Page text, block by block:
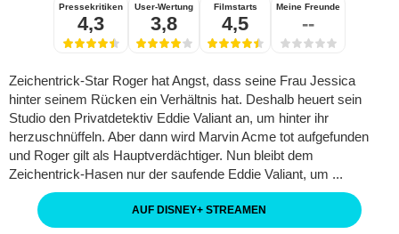
Pressekritiken
4,3
User-Wertung
3,8
Filmstarts
4,5
Meine Freunde
--
Zeichentrick-Star Roger hat Angst, dass seine Frau Jessica
hinter seinem Rücken ein Verhältnis hat. Deshalb heuert sein
Studio den Privatdetektiv Eddie Valiant an, um hinter ihr
herzuschnüffeln. Aber dann wird Marvin Acme tot aufgefunden
und Roger gilt als Hauptverdächtiger. Nun bleibt dem
Zeichentrick-Hasen nur der saufende Eddie Valiant, um ...
AUF DISNEY+ STREAMEN